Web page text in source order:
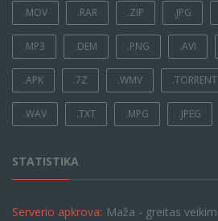
.MOV .RAR .ZIP .JPG
.MP3 .DEM .PNG .AVI
.APK .7Z .WMV .TORRENT
.WAV .TXT .MPG .JPEG
STATISTIKA
Serverio apkrova: Maža - greitas